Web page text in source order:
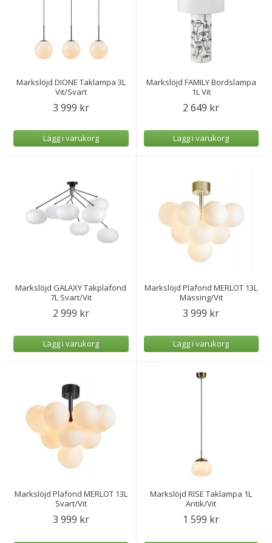
Markslöjd DIONE Taklampa 3L
Vit/Svart
3 999 kr
Lägg i varukorg
Markslöjd FAMILY Bordslampa
1L Vit
2 649 kr
Lägg i varukorg
Markslöjd GALAXY Takplafond
7L Svart/Vit
2 999 kr
Lägg i varukorg
Markslöjd Plafond MERLOT 13L
Mässing/Vit
3 999 kr
Lägg i varukorg
Markslöjd Plafond MERLOT 13L
Svart/Vit
3 999 kr
Markslöjd RISE Taklampa 1L
Antik/Vit
1 599 kr